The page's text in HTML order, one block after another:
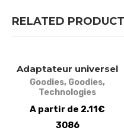
RELATED
Adaptateur universel
Goodies, Goodies,
Technologies
A partir de 2.11€
3086